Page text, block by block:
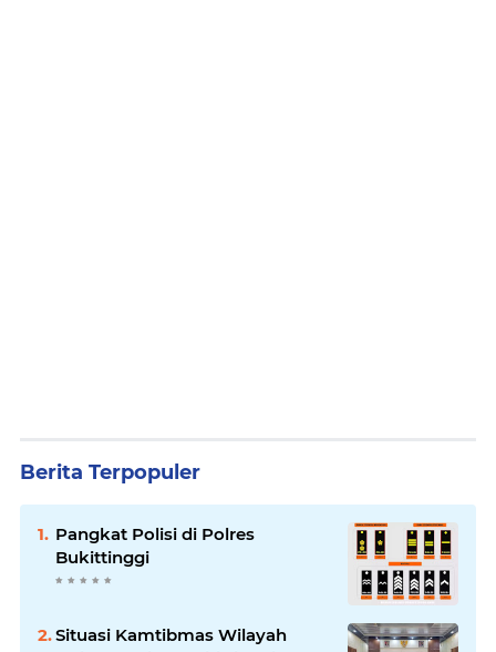
Berita Terpopuler
Pangkat Polisi di Polres
Bukittinggi
Situasi Kamtibmas Wilayah